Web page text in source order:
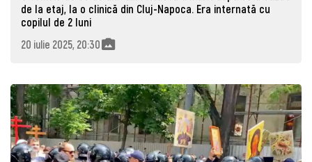
de la etaj, la o clinică din Cluj-Napoca. Era internată cu
copilul de 2 luni
20 iulie 2025, 20:30